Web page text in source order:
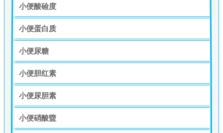
小便酸硷度
小便蛋白质
小便尿糖
小便胆红素
小便尿胆素
小便硝酸盬